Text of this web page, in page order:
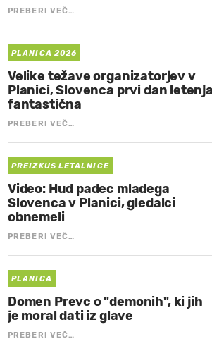
PREBERI VEČ…
PLANICA 2026
Velike težave organizatorjev v
Planici, Slovenca prvi dan letenja
fantastična
PREBERI VEČ…
PREIZKUS LETALNICE
Video: Hud padec mladega
Slovenca v Planici, gledalci
obnemeli
PREBERI VEČ…
PLANICA
Domen Prevc o "demonih", ki jih
je moral dati iz glave
PREBERI VEČ…